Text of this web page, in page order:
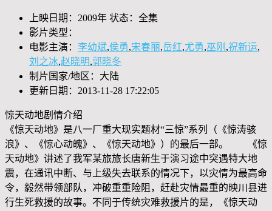
上映日期：2009年 状态：全集
影片类型：
电影主演： 李幼斌,侯勇,宋春丽,岳红,尤勇,巫刚 ,祝新运,
刘之冰,赵晓明,郭晓冬
制片国家/地区：大陆
更新日期：2013-11-28 17:22:05
惊天动地剧情介绍
《惊天动地》是八一厂重大现实题材“三惊”系列（《惊涛骇
浪》、《惊心动魄》、《惊天动地》）的最后一部。 《惊
天动地》讲述了我军某旅旅长唐新生于演习途中突遇特大地
震，在通讯中断、与上级失去联系的情况下，以灾情为最高命
令，毅然带领部队，冲破重重险阻，赶赴灾情最重的映川县进
行生死救援的故事。不同于传统灾难救援片的是，《惊天动